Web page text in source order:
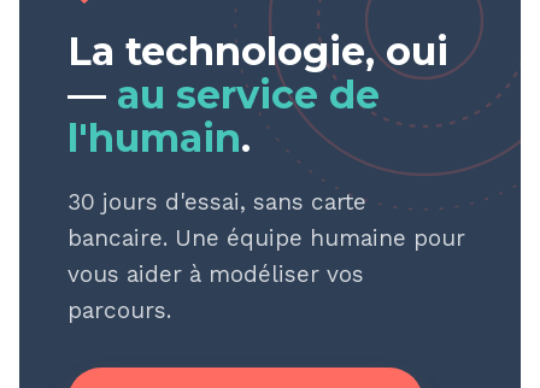
La technologie, oui
— au service de
l'humain.
30 jours d'essai, sans carte
bancaire. Une équipe humaine pour
vous aider à modéliser vos
parcours.